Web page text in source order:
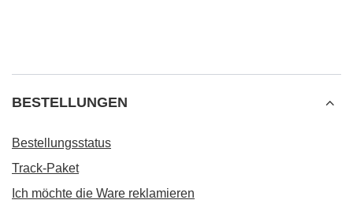
BESTELLUNGEN
Bestellungsstatus
Track-Paket
Ich möchte die Ware reklamieren